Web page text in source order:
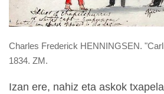
Charles Frederick HENNINGSEN.
1834. ZM.
Izan ere, nahiz eta askok